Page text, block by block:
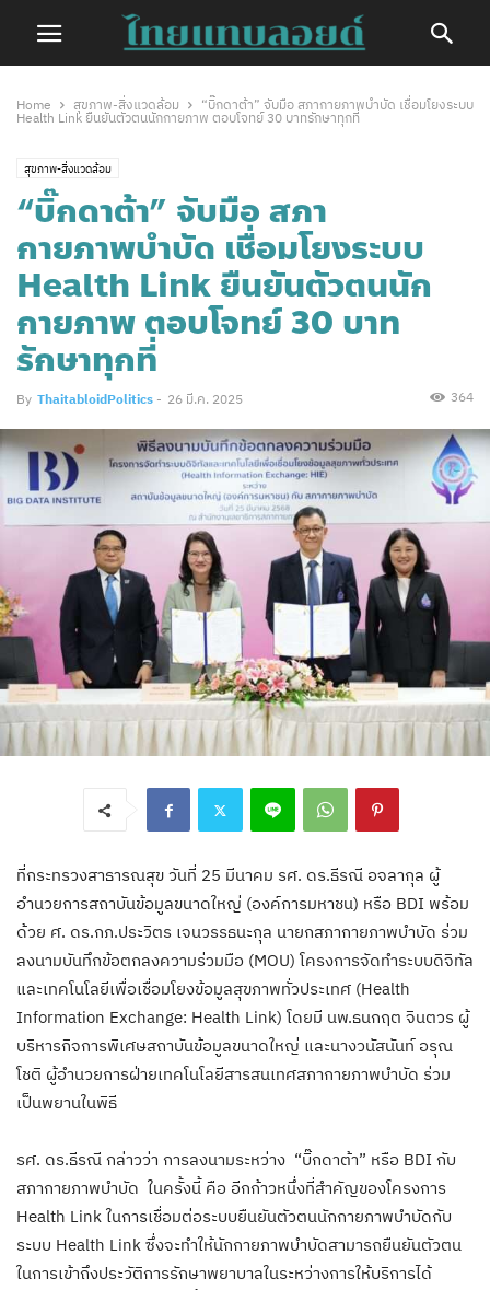
Home สุขภาพ-สิ่งแวดล้อม
“บิ๊กดาต้า” จับมือ สภากายภาพบำบัด เชื่อมโยงระบบ
Health Link ยืนยันตัวตนนักกายภาพ ตอบโจทย์ 30 บาทรักษาทุกที่
สุขภาพ-สิ่งแวดล้อม
“บิ๊กดาต้า” จับมือ สภา
กายภาพบำบัด เชื่อมโยงระบบ
Health Link ยืนยันตัวตนนัก
กายภาพ ตอบโจทย์ 30 บาท
รักษาทุกที่
By ThaitabloidPolitics - 26 มี.ค. 2025 364
ที่กระทรวงสาธารณสุข วันที่ 25 มีนาคม รศ. ดร.ธีรณี อจลากุล ผู้
อำนวยการสถาบันข้อมูลขนาดใหญ่ (องค์การมหาชน) หรือ BDI พร้อม
ด้วย ศ. ดร.กภ.ประวิตร เจนวรรธนะกุล นายกสภากายภาพบำบัด ร่วม
ลงนามบันทึกข้อตกลงความร่วมมือ (MOU) โครงการจัดทำระบบดิจิทัล
และเทคโนโลยีเพื่อเชื่อมโยงข้อมูลสุขภาพทั่วประเทศ (Health
Information Exchange: Health Link) โดยมี นพ.ธนกฤต จินตวร ผู้
บริหารกิจการพิเศษสถาบันข้อมูลขนาดใหญ่ และนางวนัสนันท์ อรุณ
โชติ ผู้อำนวยการฝ่ายเทคโนโลยีสารสนเทศสภากายภาพบำบัด ร่วม
เป็นพยานในพิธี
รศ. ดร.ธีรณี กล่าวว่า การลงนามระหว่าง “บิ๊กดาต้า” หรือ BDI กับ
สภากายภาพบำบัด ในครั้งนี้ คือ อีกก้าวหนึ่งที่สำคัญของโครงการ
Health Link ในการเชื่อมต่อระบบยืนยันตัวตนนักกายภาพบำบัดกับ
ระบบ Health Link ซึ่งจะทำให้นักกายภาพบำบัดสามารถยืนยันตัวตน
ในการเข้าถึงประวัติการรักษาพยาบาลในระหว่างการให้บริการได้